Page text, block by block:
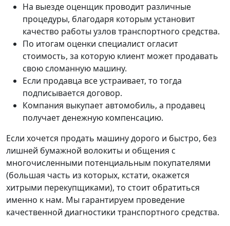
На выезде оценщик проводит различные
процедуры, благодаря которым установит
качество работы узлов транспортного средства.
По итогам оценки специалист огласит
стоимость, за которую клиент может продавать
свою сломанную машину.
Если продавца все устраивает, то тогда
подписывается договор.
Компания выкупает автомобиль, а продавец
получает денежную компенсацию.
Если хочется продать машину дорого и быстро, без
лишней бумажной волокиты и общения с
многочисленными потенциальным покупателями
(большая часть из которых, кстати, окажется
хитрыми перекупщиками), то стоит обратиться
именно к нам. Мы гарантируем проведение
качественной диагностики транспортного средства.